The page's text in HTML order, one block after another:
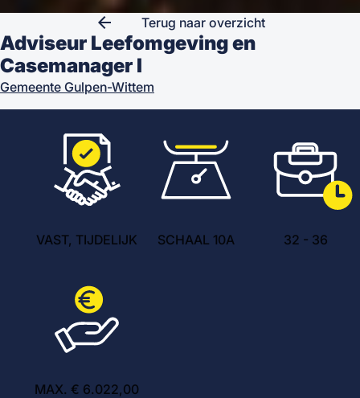
arrow_back Terug naar overzicht
Adviseur Leefomgeving en
Casemanager I
Gemeente Gulpen-Wittem
VAST, TIJDELIJK SCHAAL 10A 32 - 36
MAX. € 6.022,00